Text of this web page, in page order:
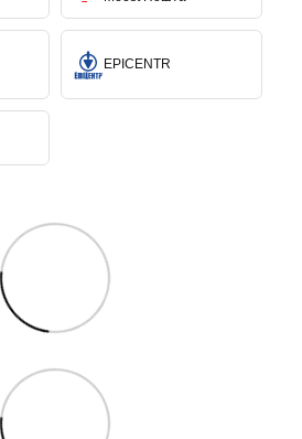
EPICENTR